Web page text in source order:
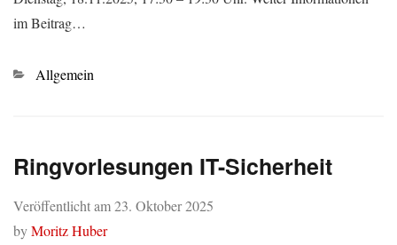
im Beitrag…
Kategorien
Allgemein
Ringvorlesungen IT-Sicherheit
Veröffentlicht am23. Oktober 2025
byMoritz Huber